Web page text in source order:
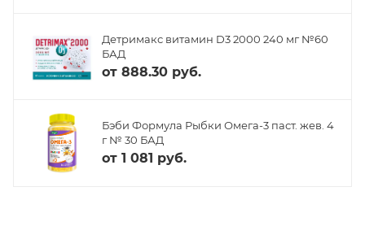
Детримакс витамин D3 2000 240 мг №60
БАД
от 888.30 руб.
Бэби Формула Рыбки Омега-3 паст. жев. 4
г № 30 БАД
от 1 081 руб.